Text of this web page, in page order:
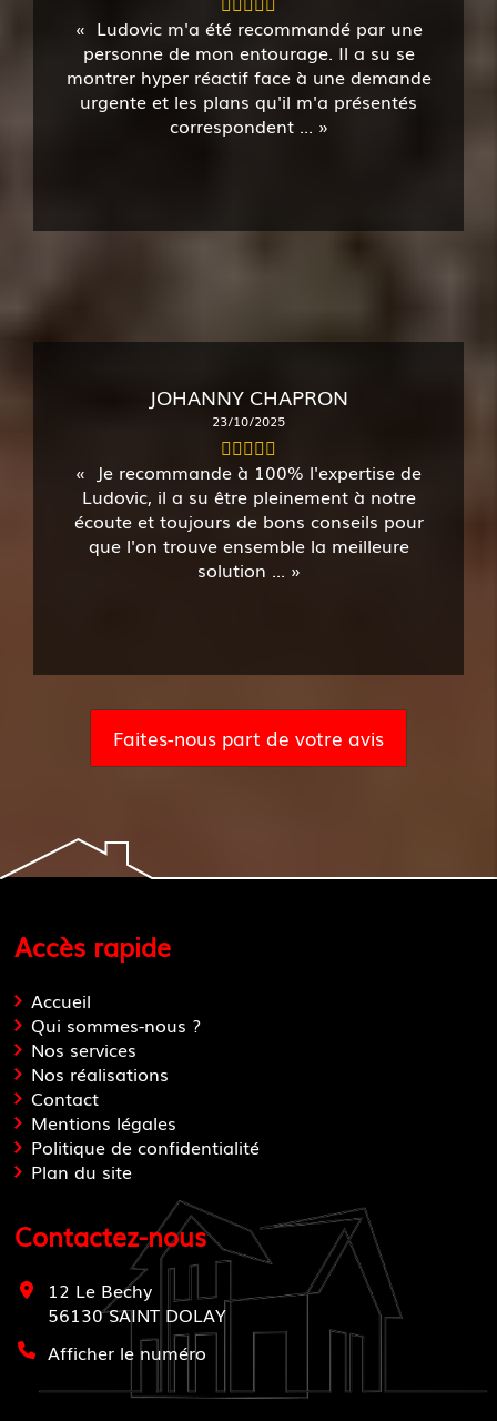
Ludovic m'a été recommandé par une
personne de mon entourage. Il a su se
montrer hyper réactif face à une demande
urgente et les plans qu'il m'a présentés
correspondent ...
JOHANNY CHAPRON
23/10/2025
Je recommande à 100% l'expertise de
Ludovic, il a su être pleinement à notre
écoute et toujours de bons conseils pour
que l'on trouve ensemble la meilleure
solution ...
Faites-nous part de votre avis
Accès rapide
Accueil
Qui sommes-nous ?
Nos services
Nos réalisations
Contact
Mentions légales
Politique de confidentialité
Plan du site
Contactez-nous
12 Le Bechy
56130 SAINT DOLAY
Afficher le numéro